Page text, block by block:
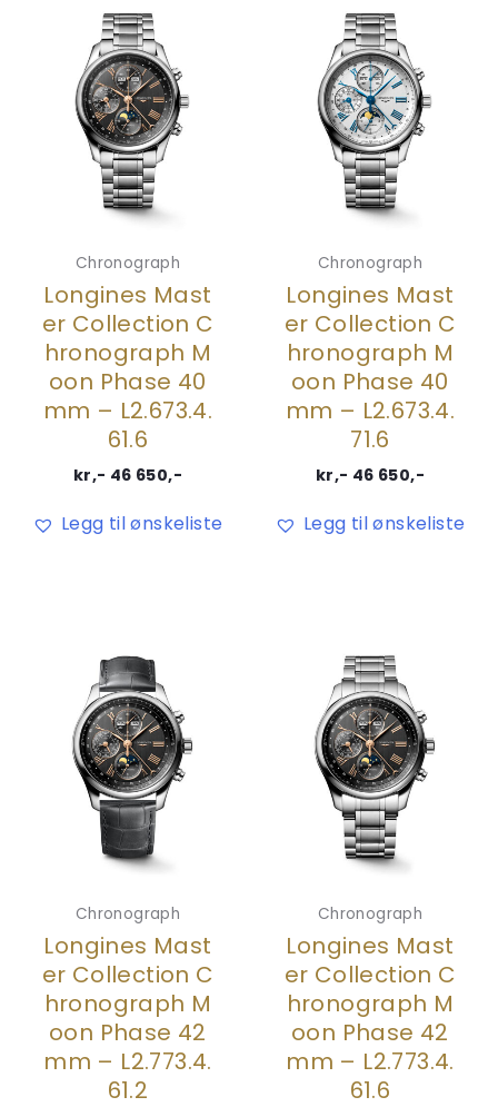
Chronograph
Longines Mast
er Collection C
hronograph M
oon Phase 40
mm – L2.673.4.
61.6
kr,- 46 650,-
Legg til ønskeliste
Chronograph
Longines Mast
er Collection C
hronograph M
oon Phase 40
mm – L2.673.4.
71.6
kr,- 46 650,-
Legg til ønskeliste
Chronograph
Longines Mast
er Collection C
hronograph M
oon Phase 42
mm – L2.773.4.
61.2
Chronograph
Longines Mast
er Collection C
hronograph M
oon Phase 42
mm – L2.773.4.
61.6